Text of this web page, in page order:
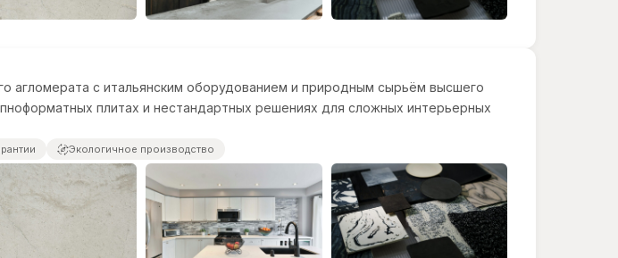
агломерата с итальянским оборудованием и природным сырьём высшего
плитах и нестандартных решениях для сложных интерьерных
Экологичное производство